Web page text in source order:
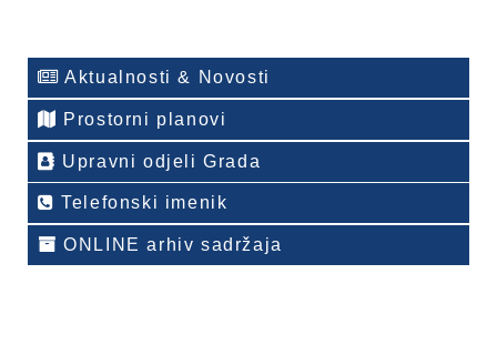
Aktualnosti & Novosti
Prostorni planovi
Upravni odjeli Grada
Telefonski imenik
ONLINE arhiv sadržaja